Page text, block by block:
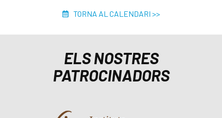
TORNA AL CALENDARI >>
ELS NOSTRES
PATROCINADORS